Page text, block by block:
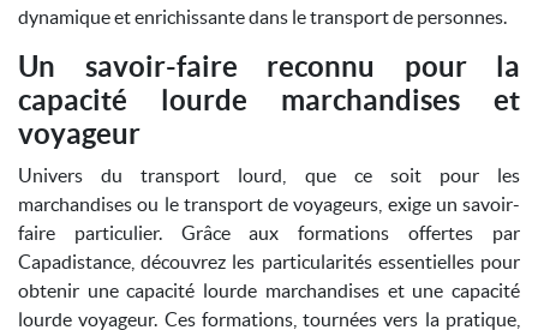
dynamique et enrichissante dans le transport de personnes.
Un savoir-faire reconnu pour la
capacité lourde marchandises et
voyageur
Univers du transport lourd, que ce soit pour les
marchandises ou le transport de voyageurs, exige un savoir-
faire particulier. Grâce aux formations offertes par
Capadistance, découvrez les particularités essentielles pour
obtenir une capacité lourde marchandises et une capacité
lourde voyageur. Ces formations, tournées vers la pratique,